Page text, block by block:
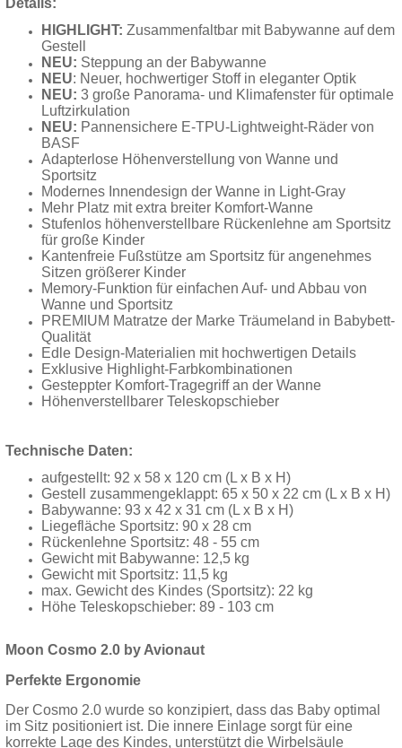
HIGHLIGHT: Zusammenfaltbar mit Babywanne auf dem
Gestell
NEU: Steppung an der Babywanne
NEU: Neuer, hochwertiger Stoff in eleganter Optik
NEU: 3 große Panorama- und Klimafenster für optimale
Luftzirkulation
NEU: Pannensichere E-TPU-Lightweight-Räder von
BASF
Adapterlose Höhenverstellung von Wanne und
Sportsitz
Modernes Innendesign der Wanne in Light-Gray
Mehr Platz mit extra breiter Komfort-Wanne
Stufenlos höhenverstellbare Rückenlehne am Sportsitz
für große Kinder
Kantenfreie Fußstütze am Sportsitz für angenehmes
Sitzen größerer Kinder
Memory-Funktion für einfachen Auf- und Abbau von
Wanne und Sportsitz
PREMIUM Matratze der Marke Träumeland in Babybett-
Qualität
Edle Design-Materialien mit hochwertigen Details
Exklusive Highlight-Farbkombinationen
Gesteppter Komfort-Tragegriff an der Wanne
Höhenverstellbarer Teleskopschieber
Technische Daten:
aufgestellt: 92 x 58 x 120 cm (L x B x H)
Gestell zusammengeklappt: 65 x 50 x 22 cm (L x B x H)
Babywanne: 93 x 42 x 31 cm (L x B x H)
Liegefläche Sportsitz: 90 x 28 cm
Rückenlehne Sportsitz: 48 - 55 cm
Gewicht mit Babywanne: 12,5 kg
Gewicht mit Sportsitz: 11,5 kg
max. Gewicht des Kindes (Sportsitz): 22 kg
Höhe Teleskopschieber: 89 - 103 cm
Moon Cosmo 2.0 by Avionaut
Perfekte Ergonomie
Der Cosmo 2.0 wurde so konzipiert, dass das Baby optimal
im Sitz positioniert ist. Die innere Einlage sorgt für eine
korrekte Lage des Kindes, unterstützt die Wirbelsäule